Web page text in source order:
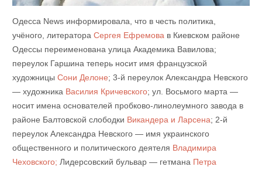
Одесса News информировала, что в честь политика,
учёного, литератора Сергея Ефремова в Киевском районе
Одессы переименована улица Академика Вавилова;
переулок Гаршина теперь носит имя французской
художницы Сони Делоне; 3-й переулок Александра Невского
— художника Василия Кричевского; ул. Восьмого марта —
носит имена основателей пробково-линолеумного завода в
районе Балтовской слободки Викандера и Ларсена; 2-й
переулок Александра Невского — имя украинского
общественного и политического деятеля Владимира
Чеховского; Лидерсовский бульвар — гетмана Петра